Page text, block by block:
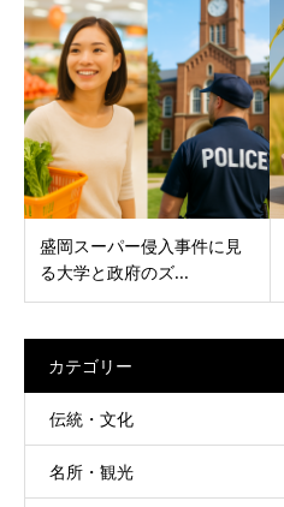
盛岡スーパー侵入事件に見
る大学と政府のズ...
カテゴリー
伝統・文化
名所・観光